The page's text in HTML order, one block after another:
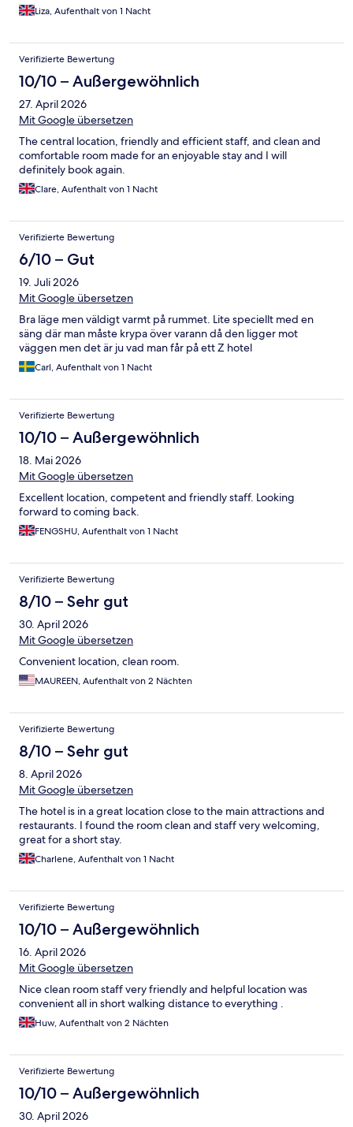
Liza, Aufenthalt von 1 Nacht
Verifizierte Bewertung
10/10 – Außergewöhnlich
27. April 2026
Mit Google übersetzen
The central location, friendly and efficient staff, and clean and
comfortable room made for an enjoyable stay and I will
definitely book again.
Clare, Aufenthalt von 1 Nacht
Verifizierte Bewertung
6/10 – Gut
19. Juli 2026
Mit Google übersetzen
Bra läge men väldigt varmt på rummet. Lite speciellt med en
säng där man måste krypa över varann då den ligger mot
väggen men det är ju vad man får på ett Z hotel
Carl, Aufenthalt von 1 Nacht
Verifizierte Bewertung
10/10 – Außergewöhnlich
18. Mai 2026
Mit Google übersetzen
Excellent location, competent and friendly staff. Looking
forward to coming back.
FENGSHU, Aufenthalt von 1 Nacht
Verifizierte Bewertung
8/10 – Sehr gut
30. April 2026
Mit Google übersetzen
Convenient location, clean room.
MAUREEN, Aufenthalt von 2 Nächten
Verifizierte Bewertung
8/10 – Sehr gut
8. April 2026
Mit Google übersetzen
The hotel is in a great location close to the main attractions and
restaurants. I found the room clean and staff very welcoming,
great for a short stay.
Charlene, Aufenthalt von 1 Nacht
Verifizierte Bewertung
10/10 – Außergewöhnlich
16. April 2026
Mit Google übersetzen
Nice clean room staff very friendly and helpful location was
convenient all in short walking distance to everything .
Huw, Aufenthalt von 2 Nächten
Verifizierte Bewertung
10/10 – Außergewöhnlich
30. April 2026